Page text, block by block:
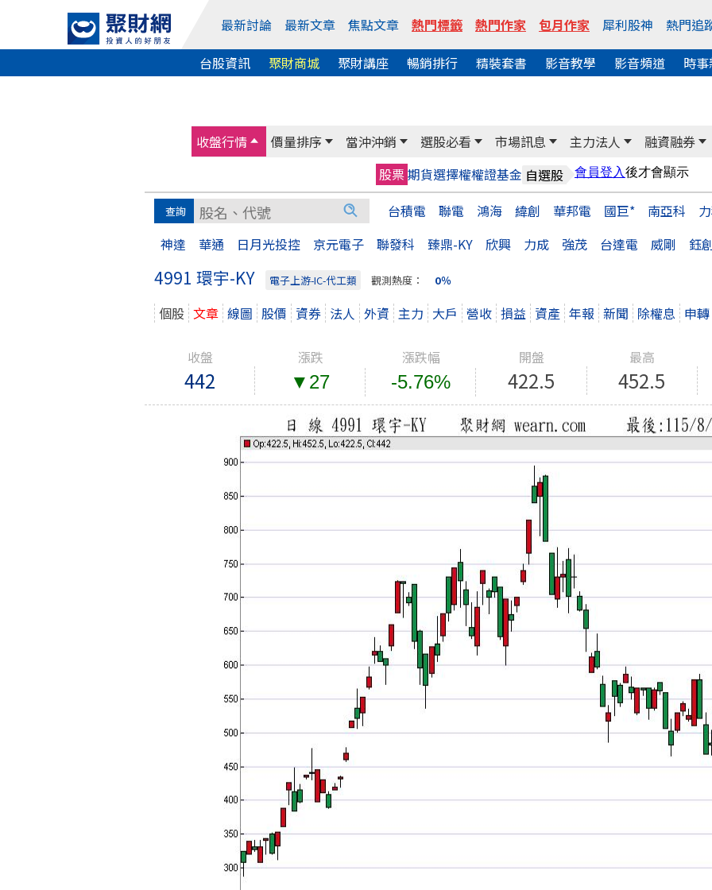
最新討論 最新文章 焦點文章 熱門標籤 熱門作家 包月作家 犀利股神
熱門追
台股資訊
聚財商城 聚財講座 暢銷排行 精裝套書 影音教學 影音頻道 時
收盤行情 價量排序 當沖沖銷 選股必看 市場訊息 主力法人
融資融券
股票期貨選擇權權證基金 自選股
台積電
聯電 鴻海 緯創 華邦電 國巨* 南亞科
神達
華通 日月光投控 京元電子 聯發科 臻鼎-KY 欣興 力成 強茂 台達電 威剛 鈺
4991 環宇-KY 電子上游-IC-代工類 觀測熱度： 0％
個股 文章 線圖 股價 資券 法人 外資 主力 大戶 營收 損益 資產 年報 新聞 除權息 申轉
收盤 漲跌 漲跌幅 開盤 最高
442 ▼27 -5.76% 422.5 452.5